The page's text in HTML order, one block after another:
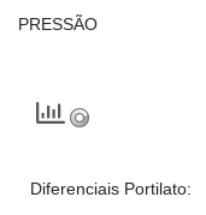
PRESSÃO
Diferenciais Portilato: